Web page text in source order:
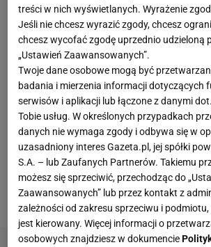
Bartosz Kapustkaprzeszedł do
udanymEuro2016. Polak nie zagrał
minuty w Premier League. Łącznie
rozegrał trzy mecze (151 minut).
występował w drużynie do lat 23,
meczachstrzelił cztery gole i
Klub wypożyczał go do Freiburga
spotkań w Bundeslidze i zdobył
do drugoligowego belgijskiego OH
meczów, trzy gole).
treści w nich wyświetlanych. Wyrażenie
Jeśli nie chcesz wyrazić zgody, chcesz
chcesz wycofać zgodę uprzednio udzieloną
„Ustawień Zaawansowanych”.
Twoje dane osobowe mogą być
badania i mierzenia informacji dotyczących
serwisów i aplikacji lub łączone z danymi
Tobie usług. W określonych przypadkach
danych nie wymaga zgody i odbywa się w
uzasadniony interes Gazeta.pl, jej spółki
S.A. – lub Zaufanych Partnerów. Takiemu
możesz się sprzeciwić, przechodząc do
Zaawansowanych” lub przez kontakt z
zależności od zakresu sprzeciwu i
jest kierowany. Więcej informacji o
osobowych znajdziesz w dokumencie